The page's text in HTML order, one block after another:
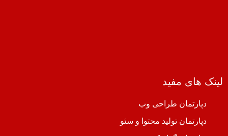
لینک های مفید
دپارتمان طراحی وب
دپارتمان تولید محتوا و سئو